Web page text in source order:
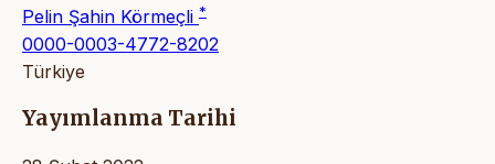
Pelin Şahin Körmeçli *
0000-0003-4772-8202
Türkiye
Yayımlanma Tarihi